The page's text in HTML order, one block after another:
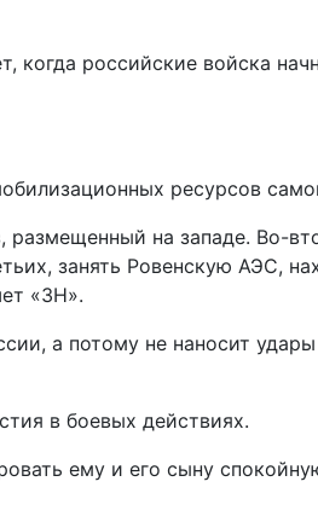
когда российские войска
ресурсов
размещенный на западе. Во-
занять Ровенскую АЭС,
«ЗН».
а потому не наносит
в боевых действиях.
ему и его сыну